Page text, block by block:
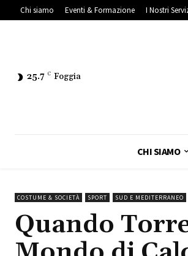
Chi siamo Eventi & Formazione I Nostri
25.7 C Foggia
CHI SIAMO
COSTUME & SOCIETÀ SPORT SUD E MEDITERRANEO
Quando